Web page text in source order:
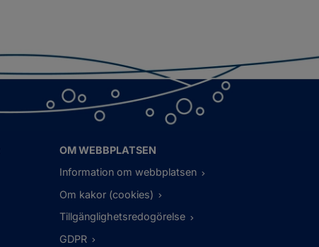
OM WEBBPLATSEN
Information om webbplatsen
Om kakor (cookies)
Tillgänglighetsredogörelse
GDPR